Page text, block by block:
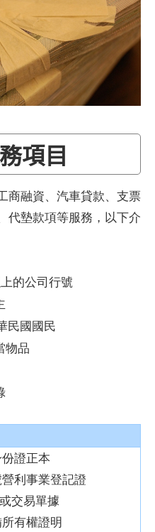
項目
商融資、汽車貸款、支票
代墊款項等服務，以下介
的公司行號
民國國民
物品
證正本
利事業登記證
交易單據
有權證明